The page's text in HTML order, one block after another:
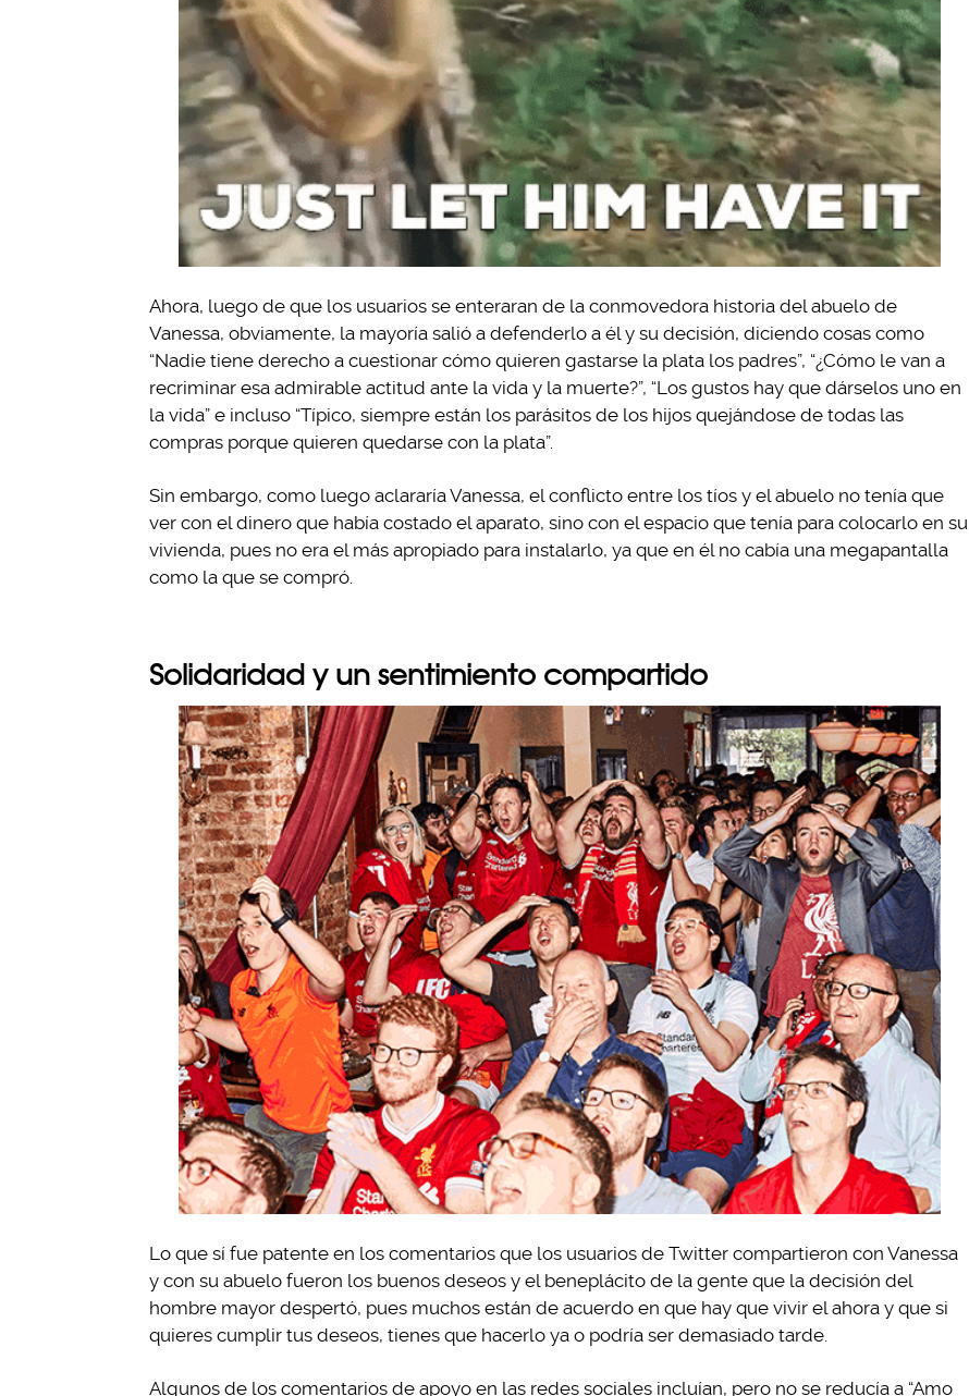
Ahora, luego de que los usuarios se enteraran de la conmovedora historia del abuelo de
Vanessa, obviamente, la mayoría salió a defenderlo a él y su decisión, diciendo cosas como
“Nadie tiene derecho a cuestionar cómo quieren gastarse la plata los padres”, “¿Cómo le van a
recriminar esa admirable actitud ante la vida y la muerte?”, “Los gustos hay que dárselos uno en
la vida” e incluso “Típico, siempre están los parásitos de los hijos quejándose de todas las
compras porque quieren quedarse con la plata”.
Sin embargo, como luego aclararía Vanessa, el conflicto entre los tíos y el abuelo no tenía que
ver con el dinero que había costado el aparato, sino con el espacio que tenía para colocarlo en su
vivienda, pues no era el más apropiado para instalarlo, ya que en él no cabía una megapantalla
como la que se compró.
Solidaridad y un sentimiento compartido
Lo que sí fue patente en los comentarios que los usuarios de Twitter compartieron con Vanessa
y con su abuelo fueron los buenos deseos y el beneplácito de la gente que la decisión del
hombre mayor despertó, pues muchos están de acuerdo en que hay que vivir el ahora y que si
quieres cumplir tus deseos, tienes que hacerlo ya o podría ser demasiado tarde.
Algunos de los comentarios de apoyo en las redes sociales incluían, pero no se reducía a “Amo